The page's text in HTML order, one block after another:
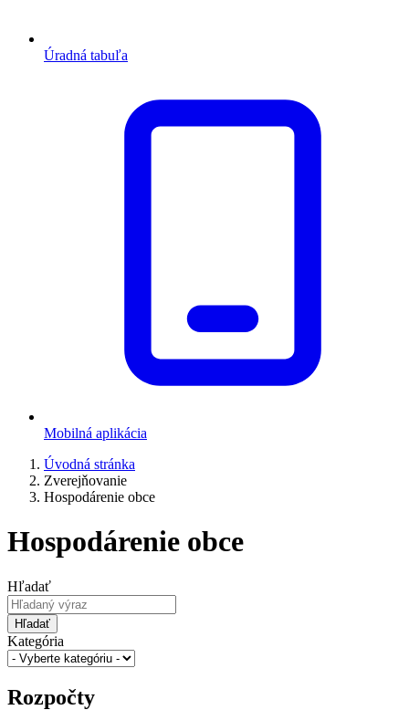
Úradná tabuľa
Mobilná aplikácia
Úvodná stránka
Zverejňovanie
Hospodárenie obce
Hospodárenie obce
Hľadať
Hľadať
Kategória
Rozpočty